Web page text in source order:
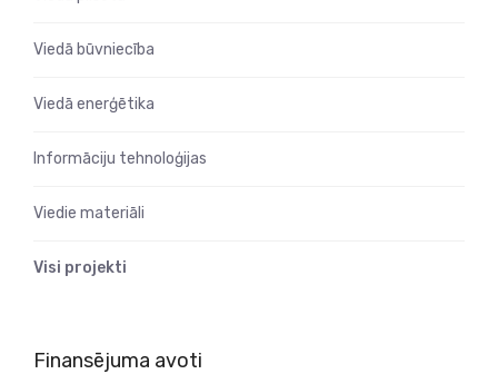
Viedā būvniecība
Viedā enerģētika
Informāciju tehnoloģijas
Viedie materiāli
Visi projekti
Finansējuma avoti